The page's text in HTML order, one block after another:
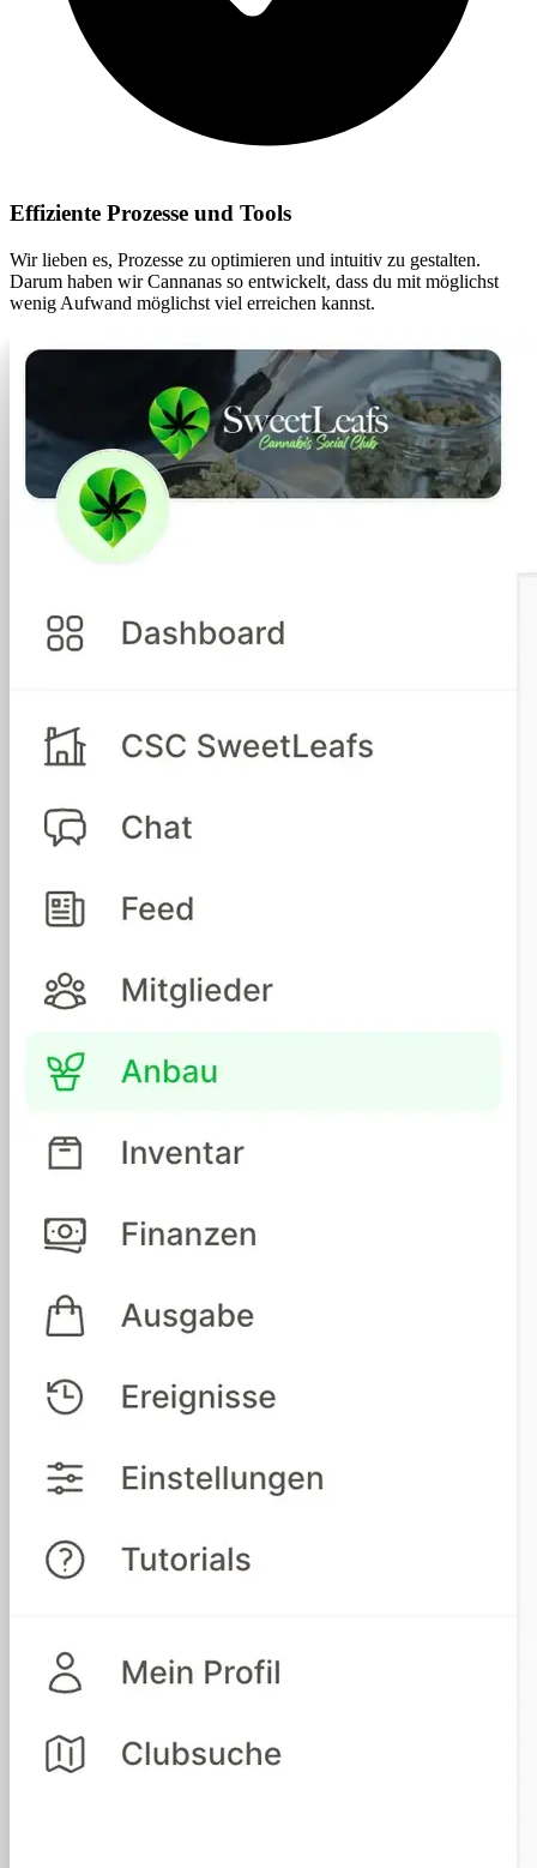
Effiziente Prozesse und Tools
Wir lieben es, Prozesse zu optimieren und intuitiv zu gestalten.
Darum haben wir Cannanas so entwickelt, dass du mit möglichst
wenig Aufwand möglichst viel erreichen kannst.